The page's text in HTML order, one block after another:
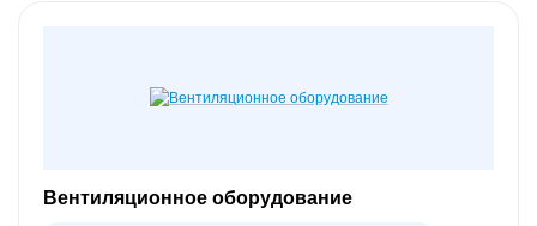
Вентиляционное оборудование